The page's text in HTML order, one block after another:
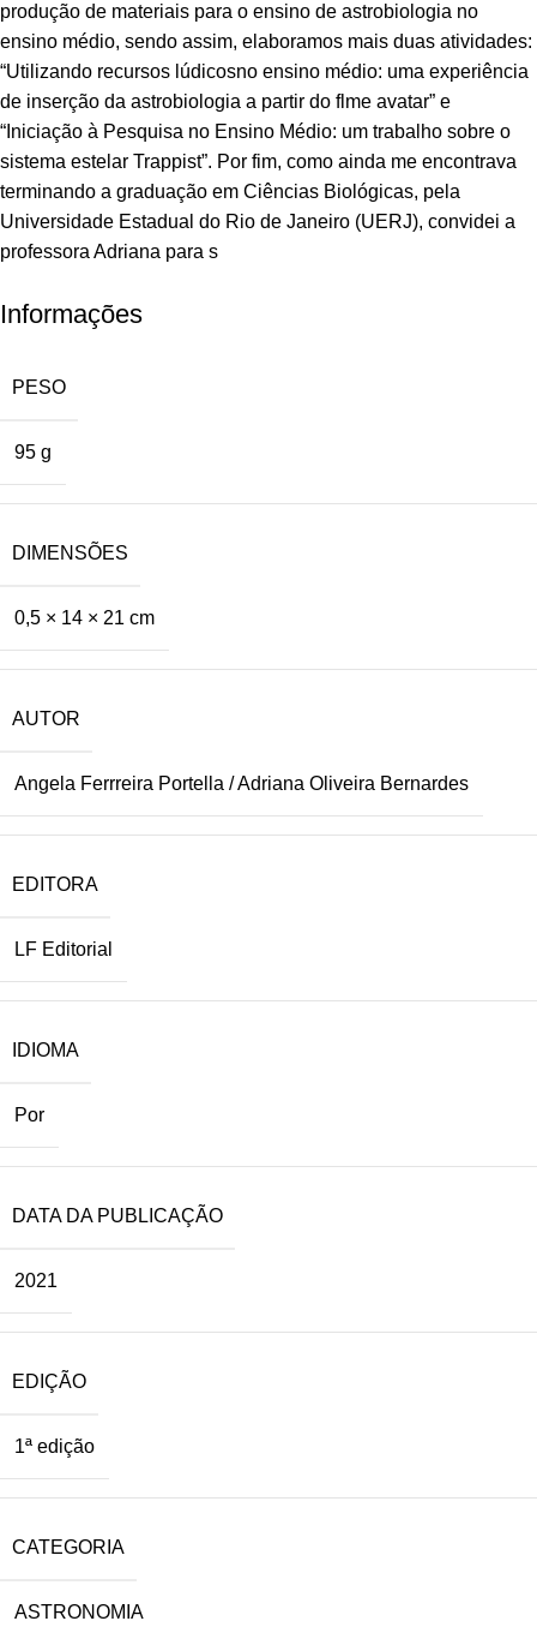
produção de materiais para o ensino de astrobiologia no
ensino médio, sendo assim, elaboramos mais duas atividades:
“Utilizando recursos lúdicosno ensino médio: uma experiência
de inserção da astrobiologia a partir do flme avatar” e
“Iniciação à Pesquisa no Ensino Médio: um trabalho sobre o
sistema estelar Trappist”. Por fim, como ainda me encontrava
terminando a graduação em Ciências Biológicas, pela
Universidade Estadual do Rio de Janeiro (UERJ), convidei a
professora Adriana para s
Informações
PESO
95 g
DIMENSÕES
0,5 × 14 × 21 cm
AUTOR
Angela Ferrreira Portella / Adriana Oliveira Bernardes
EDITORA
LF Editorial
IDIOMA
Por
DATA DA PUBLICAÇÃO
2021
EDIÇÃO
1ª edição
CATEGORIA
ASTRONOMIA